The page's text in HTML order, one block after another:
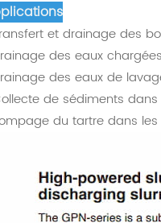
et drainage des
des eaux
des eaux de
de sédiments
du tartre dans